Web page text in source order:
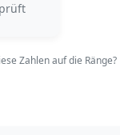
Zahlen auf die Ränge?